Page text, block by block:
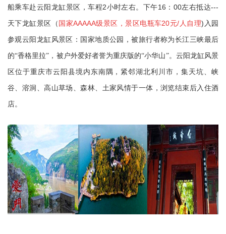
船乘车赴云阳龙缸景区，车程2小时左右。下午16 ： 00左右抵达---
天下龙缸景区（ 国家AAAAA级景区，景区电瓶车20元/ 人自理) 入园
参观云阳龙缸风景区：国家地质公园，被旅行者称为长江三峡最后
的“香格里拉”，被户外爱好者誉为重庆版的“小华山”。云阳龙缸风景
区位于重庆市云阳县境内东南隅，紧邻湖北利川市，集天坑、峡
谷、溶洞、高山草场、森林、土家风情于一体，浏览结束后入住酒
店。